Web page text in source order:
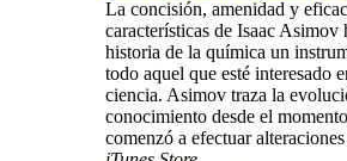
La concisión, amenidad y
características de Isaac Asimov
historia de la química un
todo aquel que esté interesado
ciencia. Asimov traza la
conocimiento desde el
comenzó a efectuar